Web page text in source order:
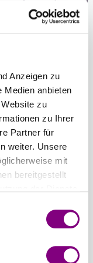
Anzeigen zu
Medien anbieten
zu
zu Ihrer
Partner für
weiter. Unsere
mit
bereitgestellt
EUR Preis ab
zurücksetzen
: Germany
gedruckt